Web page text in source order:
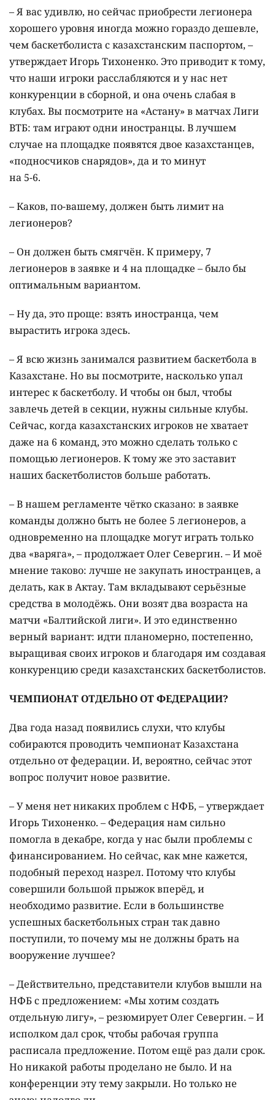
– Я вас удивлю, но сейчас приобрести легионера
хорошего уровня иногда можно гораздо дешевле,
чем баскетболиста с казахстанским паспортом, –
утверждает Игорь Тихоненко. Это приводит к тому,
что наши игроки расслабляются и у нас нет
конкуренции в сборной, и она очень слабая в
клубах. Вы посмотрите на «Астану» в матчах Лиги
ВТБ: там играют одни иностранцы. В лучшем
случае на площадке появятся двое казахстанцев,
«подносчиков снарядов», да и то минут
на 5-6.
– Каков, по-вашему, должен быть лимит на
легионеров?
– Он должен быть смягчён. К примеру, 7
легионеров в заявке и 4 на площадке – было бы
оптимальным вариантом.
– Ну да, это проще: взять иностранца, чем
вырастить игрока здесь.
– Я всю жизнь занимался развитием баскетбола в
Казахстане. Но вы посмотрите, насколько упал
интерес к баскетболу. И чтобы он был, чтобы
завлечь детей в секции, нужны сильные клубы.
Сейчас, когда казахстанских игроков не хватает
даже на 6 команд, это можно сделать только с
помощью легионеров. К тому же это заставит
наших баскетболистов больше работать.
– В нашем регламенте чётко сказано: в заявке
команды должно быть не более 5 легионеров, а
одновременно на площадке могут играть только
два «варяга», – продолжает Олег Севергин. – И моё
мнение таково: лучше не закупать иностранцев, а
делать, как в Актау. Там вкладывают серьёзные
средства в молодёжь. Они возят два возраста на
матчи «Балтийской лиги». И это единственно
верный вариант: идти планомерно, постепенно,
выращивая своих игроков и благодаря им создавая
конкуренцию среди казахстанских баскетболистов.
ЧЕМПИОНАТ ОТДЕЛЬНО ОТ ФЕДЕРАЦИИ?
Два года назад появились слухи, что клубы
собираются проводить чемпионат Казахстана
отдельно от федерации. И, вероятно, сейчас этот
вопрос получит новое развитие.
– У меня нет никаких проблем с НФБ, – утверждает
Игорь Тихоненко. – Федерация нам сильно
помогла в декабре, когда у нас были проблемы с
финансированием. Но сейчас, как мне кажется,
подобный переход назрел. Потому что клубы
совершили большой прыжок вперёд, и
необходимо развитие. Если в большинстве
успешных баскетбольных стран так давно
поступили, то почему мы не должны брать на
вооружение лучшее?
– Действительно, представители клубов вышли на
НФБ с предложением: «Мы хотим создать
отдельную лигу», – резюмирует Олег Севергин. – И
исполком дал срок, чтобы рабочая группа
расписала предложение. Потом ещё раз дали срок.
Но никакой работы проделано не было. И на
конференции эту тему закрыли. Но только не